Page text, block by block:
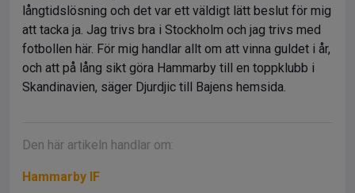
långtidslösning och det var ett väldigt lätt beslut för mig
att tacka ja. Jag trivs bra i Stockholm och jag trivs med
fotbollen här. För mig handlar allt om att vinna guldet i år,
och att på lång sikt göra Hammarby till en toppklubb i
Skandinavien, säger Djurdjic till Bajens hemsida.
Den här artikeln handlar om:
Hammarby IF